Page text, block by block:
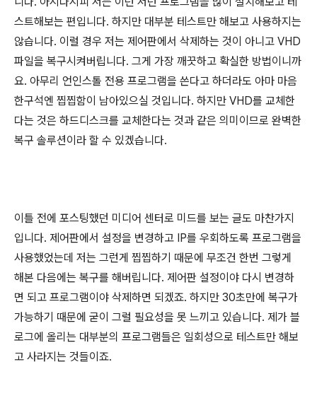
스트해보는 편입니다. 하지만 대부분 테스트만 해보고 사용하지는
않습니다. 이럴 경우 저는 제어판에서 삭제하는 것이 아니고 VHD
파일을 복구시켜버립니다. 그게 가장 깨끗하고 확실한 방법이니까
요. 아무리 언인스톨 전용 프로그램을 쓴다고 하더라도 아마 마음
한구석엔 찝찝함이 남아있으실 것입니다. 하지만 VHD를 교체한
다는 것은 하드디스크를 교체한다는 것과 같은 의미이므로 완벽한
복구 솔루션이라 할 수 있겠습니다.
이틀 전에 포스팅했던 미디어 센터로 미드를 보는 글도 마찬가지
입니다. 제어판에서 설정을 변경하고 IP를 우회하도록 프로그램을
사용했었는데 저는 그런게 찝찝하기 때문에 무조건 한번 그렇게
해본 다음에는 복구를 해버립니다. 제어판 설정이야 다시 변경하
면 되고 프로그램이야 삭제하면 되겠죠. 하지만 30초만에 복구가
가능하기 때문에 굳이 그럴 필요성을 못 느끼고 있습니다. 제가 블
로그에 올리는 대부분의 프로그램들은 일회성으로 테스트만 해보
고 사라지는 것들이죠.